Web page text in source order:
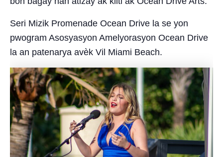
Seri Mizik Promenade Ocean Drive la se yon
pwogram Asosyasyon Amelyorasyon Ocean Drive
la an patenarya avèk Vil Miami Beach.